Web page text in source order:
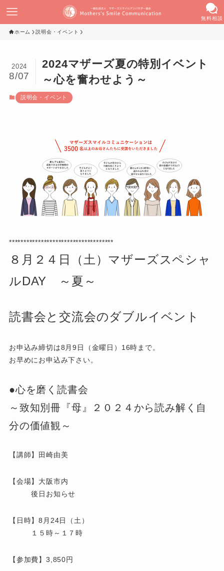
無料相談
ホーム 説明会・イベント
2024マザーズ夏の特別イベント
～心を奮わせよう～
2024
8/07
説明会・イベント
************************************
８月２４日（土）マザーズスペシャ
ルDAY ～夏～
読書会と交流会のダブルイベント
お申込み締切は8月9日（金曜日）16時まで。
お早めにお申込み下さい。
●心を磨く読書会
～致知別冊『母』２０２４から読み解く自
分の価値観～
【講師】田崎由美
【会場】大阪市内
後日お知らせ
【日時】8月24日（土）
１５時～１７時
【参加費】3,850円